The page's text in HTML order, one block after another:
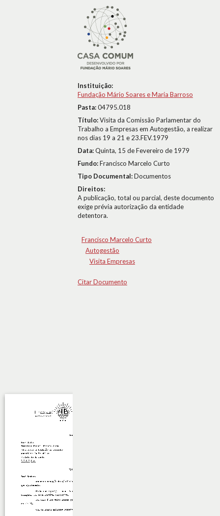
Instituição:
Fundação Mário Soares e Maria Barroso
Pasta:04795.018
Título:Visita da Comissão Parlamentar do
Trabalho a Empresas em Autogestão, a realizar
nos dias 19 a 21 e 23.FEV.1979
Data:Quinta, 15 de Fevereiro de 1979
Fundo:Francisco Marcelo Curto
Tipo Documental:Documentos
Direitos:
A publicação, total ou parcial, deste documento
exige prévia autorização da entidade
detentora.
Francisco Marcelo Curto
Autogestão
Visita Empresas
Citar Documento